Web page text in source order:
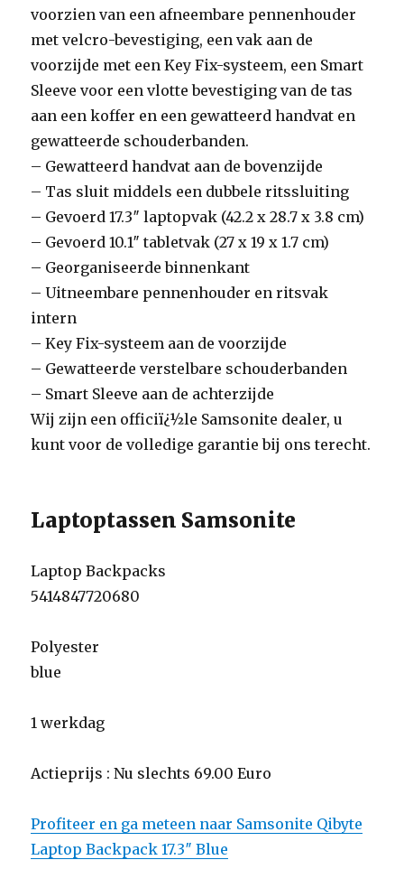
voorzien van een afneembare pennenhouder
met velcro-bevestiging, een vak aan de
voorzijde met een Key Fix-systeem, een Smart
Sleeve voor een vlotte bevestiging van de tas
aan een koffer en een gewatteerd handvat en
gewatteerde schouderbanden.
– Gewatteerd handvat aan de bovenzijde
– Tas sluit middels een dubbele ritssluiting
– Gevoerd 17.3″ laptopvak (42.2 x 28.7 x 3.8 cm)
– Gevoerd 10.1″ tabletvak (27 x 19 x 1.7 cm)
– Georganiseerde binnenkant
– Uitneembare pennenhouder en ritsvak
intern
– Key Fix-systeem aan de voorzijde
– Gewatteerde verstelbare schouderbanden
– Smart Sleeve aan de achterzijde
Wij zijn een officiï¿½le Samsonite dealer, u
kunt voor de volledige garantie bij ons terecht.
Laptoptassen Samsonite
Laptop Backpacks
5414847720680
Polyester
blue
1 werkdag
Actieprijs : Nu slechts 69.00 Euro
Profiteer en ga meteen naar Samsonite Qibyte
Laptop Backpack 17.3″ Blue